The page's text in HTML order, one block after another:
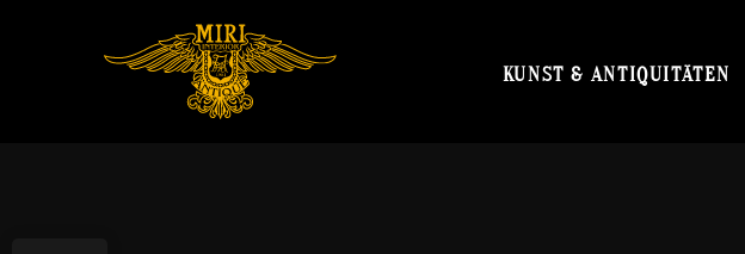
KUNST & ANTIQUITÄTEN